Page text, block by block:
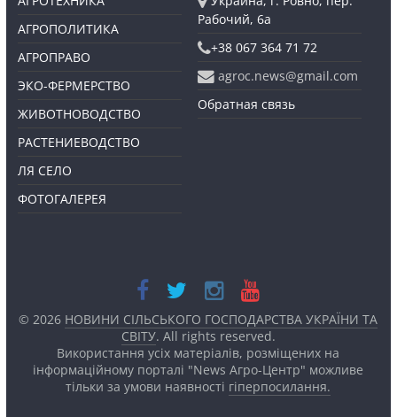
АГРОПОЛИТИКА
АГРОПРАВО
ЭКО-ФЕРМЕРСТВО
ЖИВОТНОВОДСТВО
РАСТЕНИЕВОДСТВО
ЛЯ СЕЛО
ФОТОГАЛЕРЕЯ
Рабочий, 6а
+38 067 364 71 72
agroc.news@gmail.com
Обратная связь
© 2026 НОВИНИ СІЛЬСЬКОГО ГОСПОДАРСТВА УКРАЇНИ ТА
СВІТУ. All rights reserved.
Використання усіх матеріалів, розміщених на
інформаційному порталі "News Агро-Центр" можливе
тільки за умови наявності гіперпосилання.